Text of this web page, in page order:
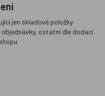
jen skladové položky
objednávky, ostatní dle dodací